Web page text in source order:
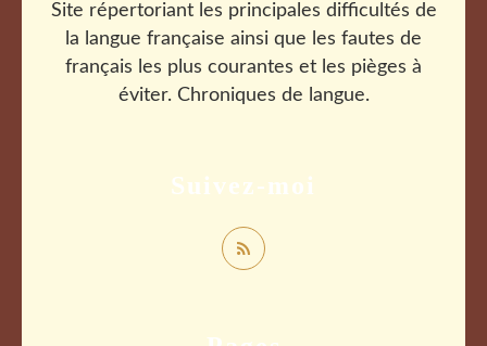
Suivez-moi
Site répertoriant les principales difficultés de
la langue française ainsi que les fautes de
français les plus courantes et les pièges à
éviter. Chroniques de langue.